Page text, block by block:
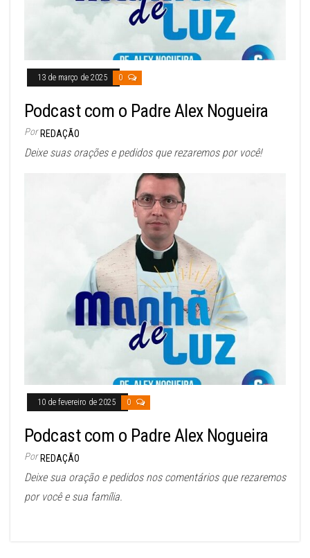
13 de março de 2025 0
Podcast com o Padre Alex Nogueira
Por REDAÇÃO
Deixe suas orações e pedidos que rezaremos por você!
10 de fevereiro de 2025 0
Podcast com o Padre Alex Nogueira
Por REDAÇÃO
Deixe sua oração e pedidos nos comentários que rezaremos
por você e sua família.